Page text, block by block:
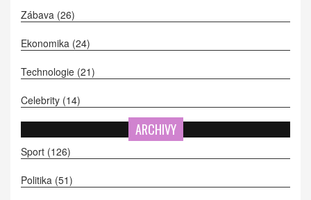
Zábava (26)
Ekonomika (24)
Technologie (21)
Celebrity (14)
ARCHIVY
Sport (126)
Politika (51)